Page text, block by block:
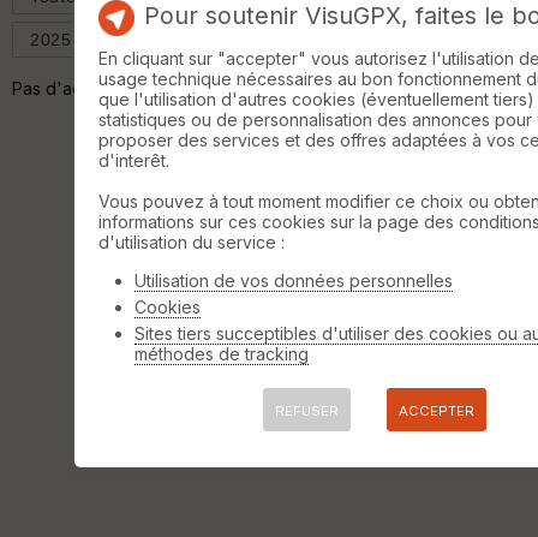
Pas d'activité
Pour soutenir VisuGPX, faites le
En cliquant sur "accepter" vous autorisez l'utilisation
usage technique nécessaires au bon fonctionnement
que l'utilisation d'autres cookies (éventuellement
statistiques ou de personnalisation des annonces pour
proposer des services et des offres adaptées à vos
d'interêt.
Vous pouvez à tout moment modifier ce choix ou
informations sur ces cookies sur la page des
d'utilisation du service :
Utilisation de vos données personnelles
Cookies
Sites tiers succeptibles d'utiliser des cookies ou
méthodes de tracking
REFUSER ACCEPTER